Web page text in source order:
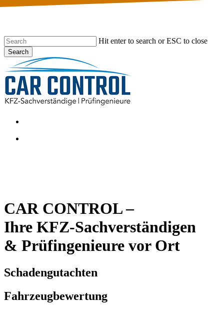
Skip
content
Hit enter to search or ESC to close
Search
Close
Search
Menu
CAR CONTROL –
Ihre KFZ-Sachverständigen
& Prüfingenieure vor Ort
Schadengutachten
Fahrzeugbewertung